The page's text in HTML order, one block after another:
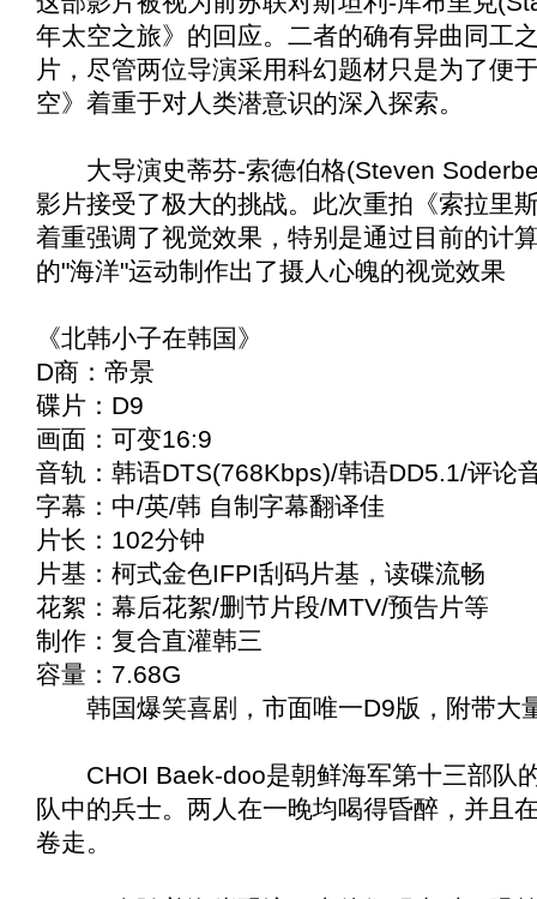
年太空之旅》的回应。二者的确有异曲同工
片，尽管两位导演采用科幻题材只是为了便
空》着重于对人类潜意识的深入探索。
大导演史蒂芬-索德伯格(Steven
影片接受了极大的挑战。此次重拍《索拉里
着重强调了视觉效果，特别是通过目前的计
的"海洋"运动制作出了摄人心魄的视觉效果
《北韩小子在韩国》
D商：帝景
碟片：D9
画面：可变16:9
音轨：韩语DTS(768Kbps)/韩语DD5.1/评论
字幕：中/英/韩 自制字幕翻译佳
片长：102分钟
片基：柯式金色IFPI刮码片基，读碟流畅
花絮：幕后花絮/删节片段/MTV/预告片等
制作：复合直灌韩三
容量：7.68G
韩国爆笑喜剧，市面唯一D9版，附带大
CHOI Baek-doo是朝鲜海军第十三部队
队中的兵士。两人在一晚均喝得昏醉，并且
卷走。